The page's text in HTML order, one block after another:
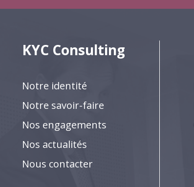
KYC Consulting
Notre identité
Notre savoir-faire
Nos engagements
Nos actualités
Nous contacter